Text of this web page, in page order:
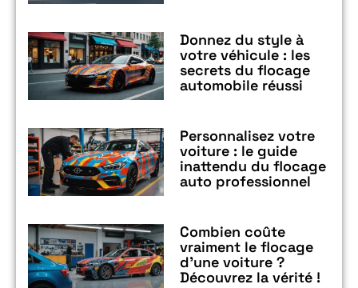
Donnez du style à
votre véhicule : les
secrets du flocage
automobile réussi
Personnalisez votre
voiture : le guide
inattendu du flocage
auto professionnel
Combien coûte
vraiment le flocage
d’une voiture ?
Découvrez la vérité !